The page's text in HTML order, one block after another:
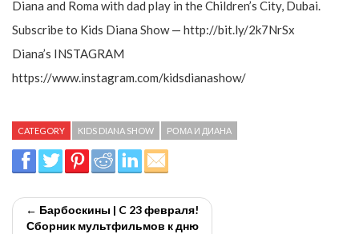
Diana and Roma with dad play in the Children’s City, Dubai.
Subscribe to Kids Diana Show — http://bit.ly/2k7NrSx
Diana’s INSTAGRAM
https://www.instagram.com/kidsdianashow/
CATEGORY KIDS DIANA SHOW РОМА И ДИАНА
← Барбоскины | C 23 февраля!
Сборник мультфильмов к дню